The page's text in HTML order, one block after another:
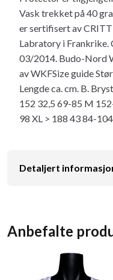
Vask trekket på 40
er sertifisert av
Labratory i Frankrike.
03/2014. Budo-Nord
av WKFSize guide
Lengde ca. cm. B.
152 32,5 69-85 M
98 XL > 188 43 84-104
Detaljert
Anbefalte